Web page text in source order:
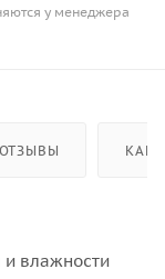
у менеджера
ОТЗЫВЫ КАК
влажности